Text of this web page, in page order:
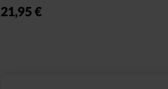
21,95 €